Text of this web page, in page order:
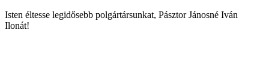
Isten éltesse legidősebb polgártársunkat, Pásztor Jánosné Iván
Ilonát!